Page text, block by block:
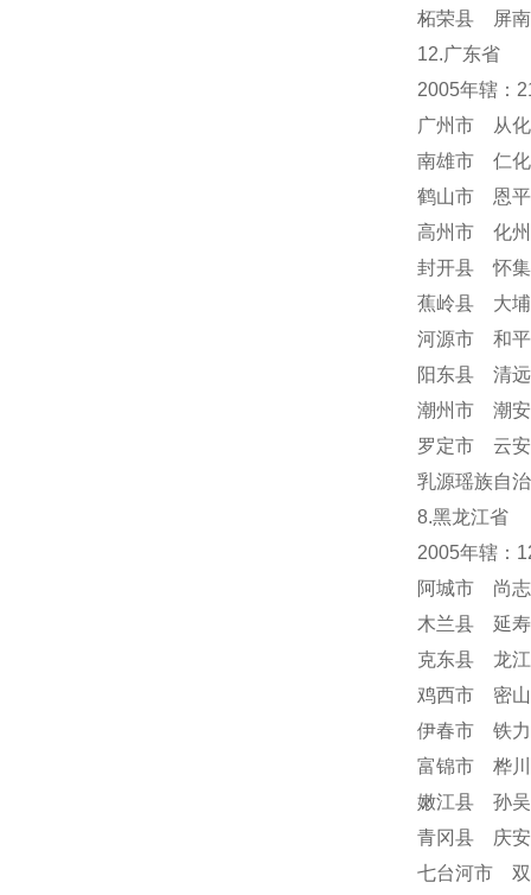
柘荣县 屏
12.广东省
2005年辖：
广州市 从
南雄市 仁
鹤山市 恩
高州市 化
封开县 怀
蕉岭县 大
河源市 和
阳东县 清
潮州市 潮
罗定市 云
乳源瑶族自
8.黑龙江省
2005年辖：
阿城市 尚
木兰县 延
克东县 龙
鸡西市 密
伊春市 铁
富锦市 桦
嫩江县 孙
青冈县 庆
七台河市